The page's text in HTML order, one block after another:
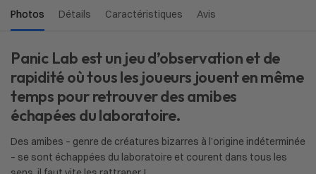
Photos Détails Caractéristiques Avis
Panic Lab est un jeu d’observation et de
rapidité où tous les joueurs jouent en même
temps pour retrouver des amibes
échapées du laboratoire.
Des amibes – genre de créatures bizarres à l’origine indéterminée
– se sont échappées du laboratoire et courent dans tous les